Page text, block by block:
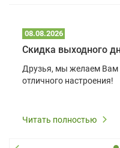
08.08.2026
Скидка выходного
Друзья, мы желаем Вам
отличного настроения!
Читать полностью